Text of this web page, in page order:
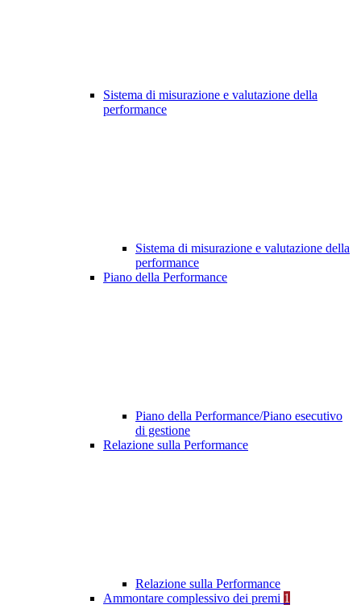
Sistema di misurazione e valutazione della
performance
Sistema di misurazione e valutazione della
performance
Piano della Performance
Piano della Performance/Piano esecutivo
di gestione
Relazione sulla Performance
Relazione sulla Performance
Ammontare complessivo dei premi 1